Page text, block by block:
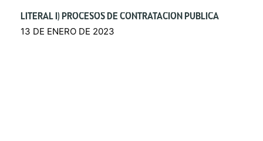
LITERAL I) PROCESOS DE CONTRATACIÓN PÚBLICA
13 DE ENERO DE 2023